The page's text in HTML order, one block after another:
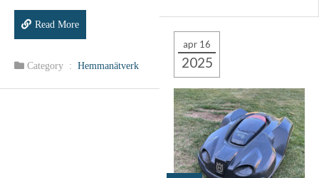
Read More
Category : Hemmanätverk
apr 16
2025